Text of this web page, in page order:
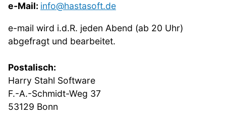
e-Mail: info@hastasoft.de
e-mail wird i.d.R. jeden Abend (ab 20 Uhr)
abgefragt und bearbeitet.
Postalisch:
Harry Stahl Software
F.-A.-Schmidt-Weg 37
53129 Bonn